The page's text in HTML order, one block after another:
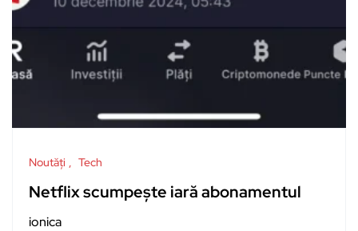
Noutăți Tech
Netflix scumpește iară abonamentul
ionica